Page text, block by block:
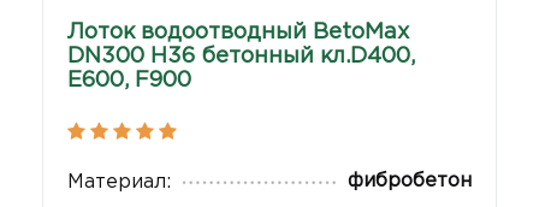
Лоток водоотводный BetoMax
DN300 H36 бетонный кл.D400,
E600, F900
Материал: фибробетон